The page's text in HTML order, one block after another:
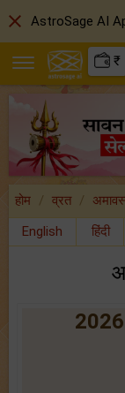
₹
होम व्रत
English
हिंदी
2026
close AstroSage AI